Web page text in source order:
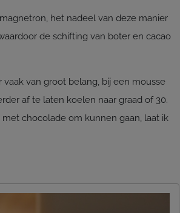
het nadeel van deze manier
de schifting van boter en cacao
van groot belang, bij een mousse
af te laten koelen naar graad of 30.
chocolade om kunnen gaan, laat ik